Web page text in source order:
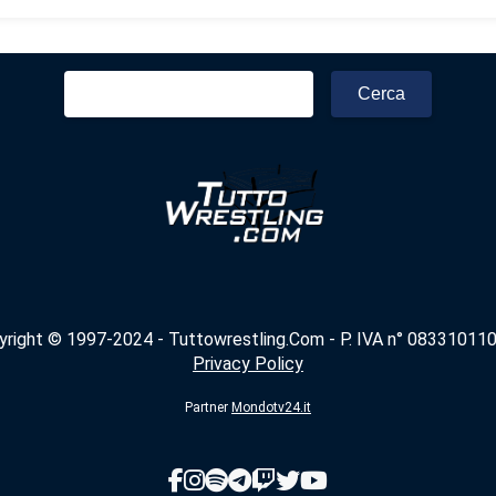
Ricerca
© 1997-2024 - Tuttowrestling.Com - P. IVA n°
Privacy Policy
Partner Mondotv24.it